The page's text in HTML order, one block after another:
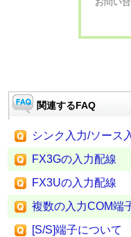
関連するFAQ
シンク入力/ソース
FX3Gの入力配線
FX3Uの入力配線
複数の入力COM端
[S/S]端子について